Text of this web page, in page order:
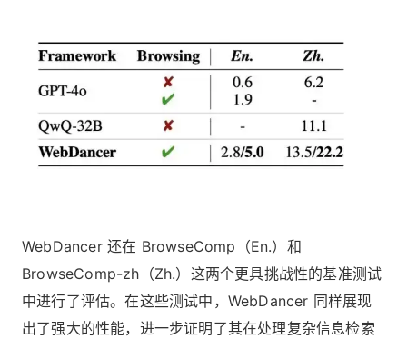
WebDancer 还在 BrowseComp（En.）和
BrowseComp-zh（Zh.）这两个更具挑战性的基准测试
中进行了评估。在这些测试中，WebDancer 同样展现
出了强大的性能，进一步证明了其在处理复杂信息检索